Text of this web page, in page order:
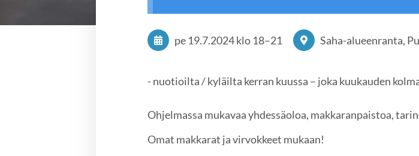
pe 19.7.2024klo 18–21 Saha-alueenranta,
- nuotioilta / kyläilta kerran kuussa – joka kuukauden
Ohjelmassa mukavaa yhdessäoloa, makkaranpaistoa,
Omat makkarat ja virvokkeet mukaan!